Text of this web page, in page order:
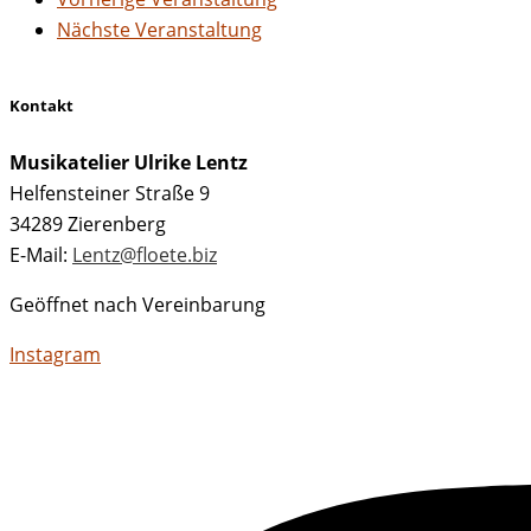
Nächste Veranstaltung
Kontakt
Musikatelier Ulrike Lentz
Helfensteiner Straße 9
34289 Zierenberg
E-Mail: Lentz@floete.biz
Geöffnet nach Vereinbarung
Instagram